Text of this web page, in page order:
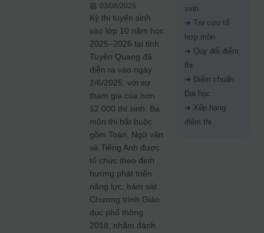
03/06/2025
Kỳ thi tuyển sinh
vào lớp 10 năm học
2025–2026 tại tỉnh
Tuyên Quang đã
diễn ra vào ngày
2/6/2025, với sự
tham gia của hơn
12.000 thí sinh. Ba
môn thi bắt buộc
gồm Toán, Ngữ văn
và Tiếng Anh được
tổ chức theo định
hướng phát triển
năng lực, bám sát
Chương trình Giáo
dục phổ thông
2018, nhằm đánh
sinh
➜ Tra cứu tổ
hợp môn
➜ Quy đổi điểm
thi
➜ Điểm chuẩn
Đại học
➜ Xếp hạng
điểm thi